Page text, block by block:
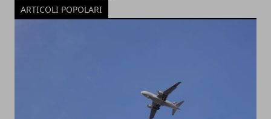
ARTICOLI POPOLARI